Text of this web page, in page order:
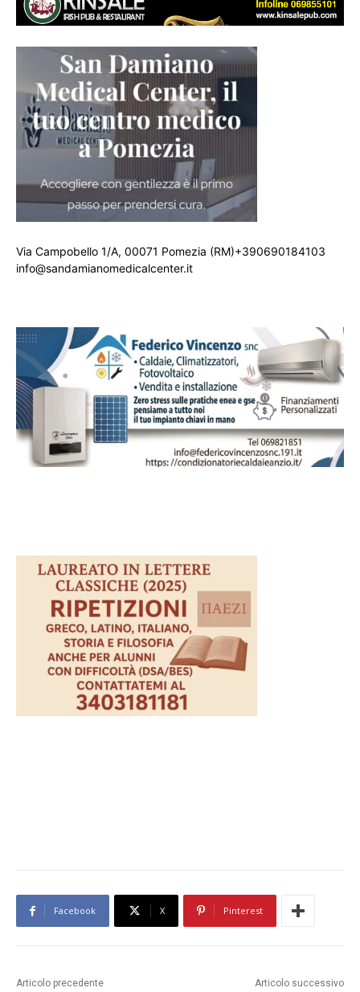
Via Campobello 1/A, 00071 Pomezia (RM)+390690184103
info@sandamianomedicalcenter.it
Facebook X Pinterest
Articolo precedente Articolo successivo